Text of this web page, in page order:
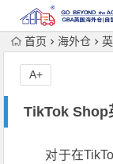
首页 海外仓
TikTok Shop
A+
对于在